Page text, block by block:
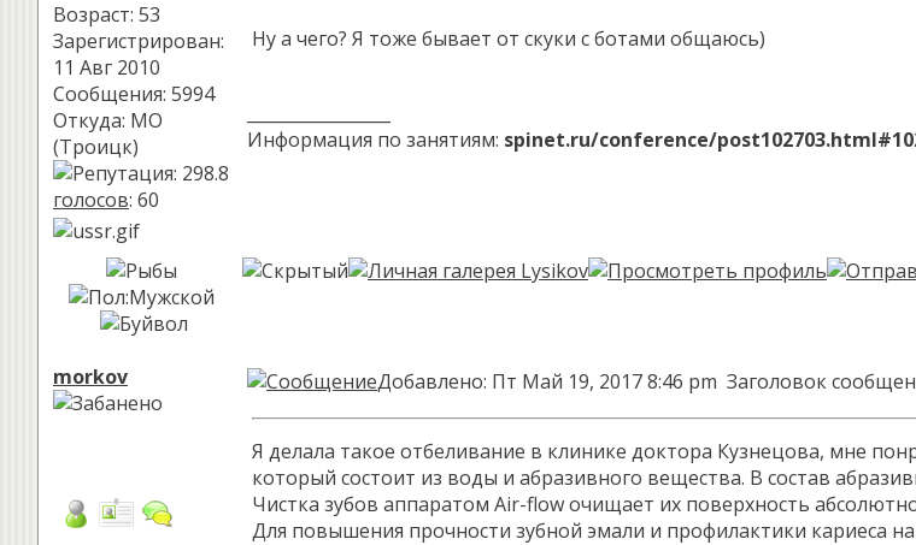
Возраст: 53
Зарегистрирован:
11 Авг 2010
Сообщения: 5994
Откуда: МО
(Троицк)
голосов: 60
Ну а чего? Я тоже бывает от скуки с ботами общаюсь)
Информация по занятиям: spinet.ru/conference/
morkov Добавлено: Пт Май 19, 2017 8:46 pm Заголовок
Я делала такое отбеливание в клинике доктора Кузнецова, мне
который состоит из воды и абразивного вещества. В состав
Чистка зубов аппаратом Air-flow очищает их поверхность
Для повышения прочности зубной эмали и профилактики кариеса